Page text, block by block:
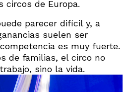
circos de Europa.
parecer difícil y, a
suelen ser
es muy fuerte.
de familias, el circo no
sino la vida.